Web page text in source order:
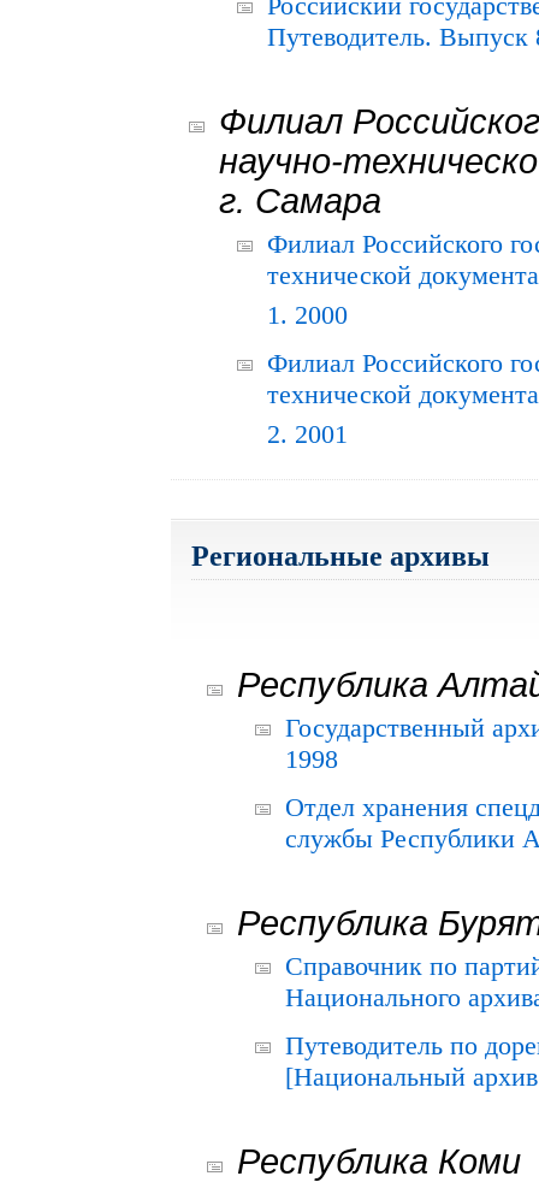
Российский
Путеводитель. Выпуск
Филиал
научно-
г. Самара
Филиал Российского
технической
1. 2000
Филиал Российского
технической
2. 2001
Региональные архивы
Республика
Государственный
1998
Отдел хранения
службы Республики
Республика
Справочник по
Национального
Путеводитель по
[Национальный
Республика Коми